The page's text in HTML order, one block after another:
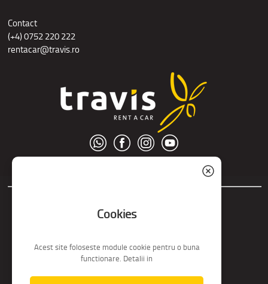
Contact
(+4) 0752 220 222
rentacar@travis.ro
Cookies
Acest site foloseste module cookie pentru o buna
functionare. Detalii in